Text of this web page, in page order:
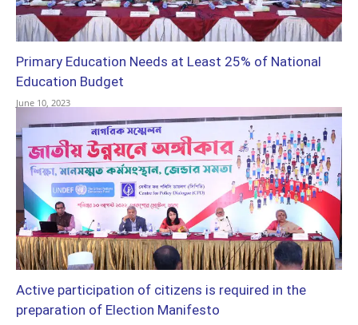
Primary Education Needs at Least 25% of National
Education Budget
June 10, 2023
Active participation of citizens is required in the
preparation of Election Manifesto